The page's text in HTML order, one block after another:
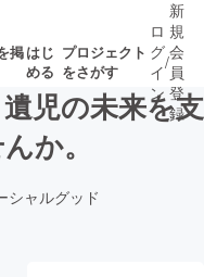
掲はじ
める
プロジェクト
をさがす
ェクト
ロ
グ
イ
ン
/
新
規
会
員
登
録
児の未来を支
か。
シャルグッド